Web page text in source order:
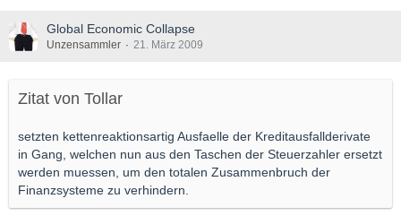
Global Economic Collapse
Unzensammler 21. März 2009
Zitat von Tollar
setzten kettenreaktionsartig Ausfaelle der Kreditausfallderivate
in Gang, welchen nun aus den Taschen der Steuerzahler ersetzt
werden muessen, um den totalen Zusammenbruch der
Finanzsysteme zu verhindern.